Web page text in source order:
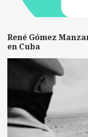
René Gómez
en Cuba